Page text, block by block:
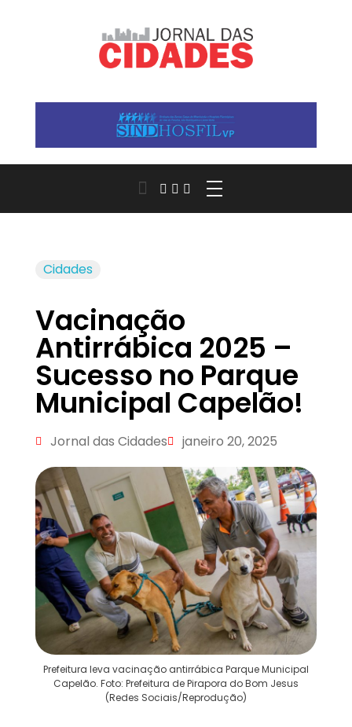
Cidades
Vacinação
Antirrábica 2025 –
Sucesso no Parque
Municipal Capelão!
Jornal das Cidades janeiro 20, 2025
Prefeitura leva vacinação antirrábica Parque Municipal
Capelão. Foto: Prefeitura de Pirapora do Bom Jesus
(Redes Sociais/Reprodução)